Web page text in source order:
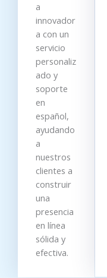
a
innovador
a con un
servicio
personaliz
ado y
soporte
en
español,
ayudando
a
nuestros
clientes a
construir
una
presencia
en línea
sólida y
efectiva.